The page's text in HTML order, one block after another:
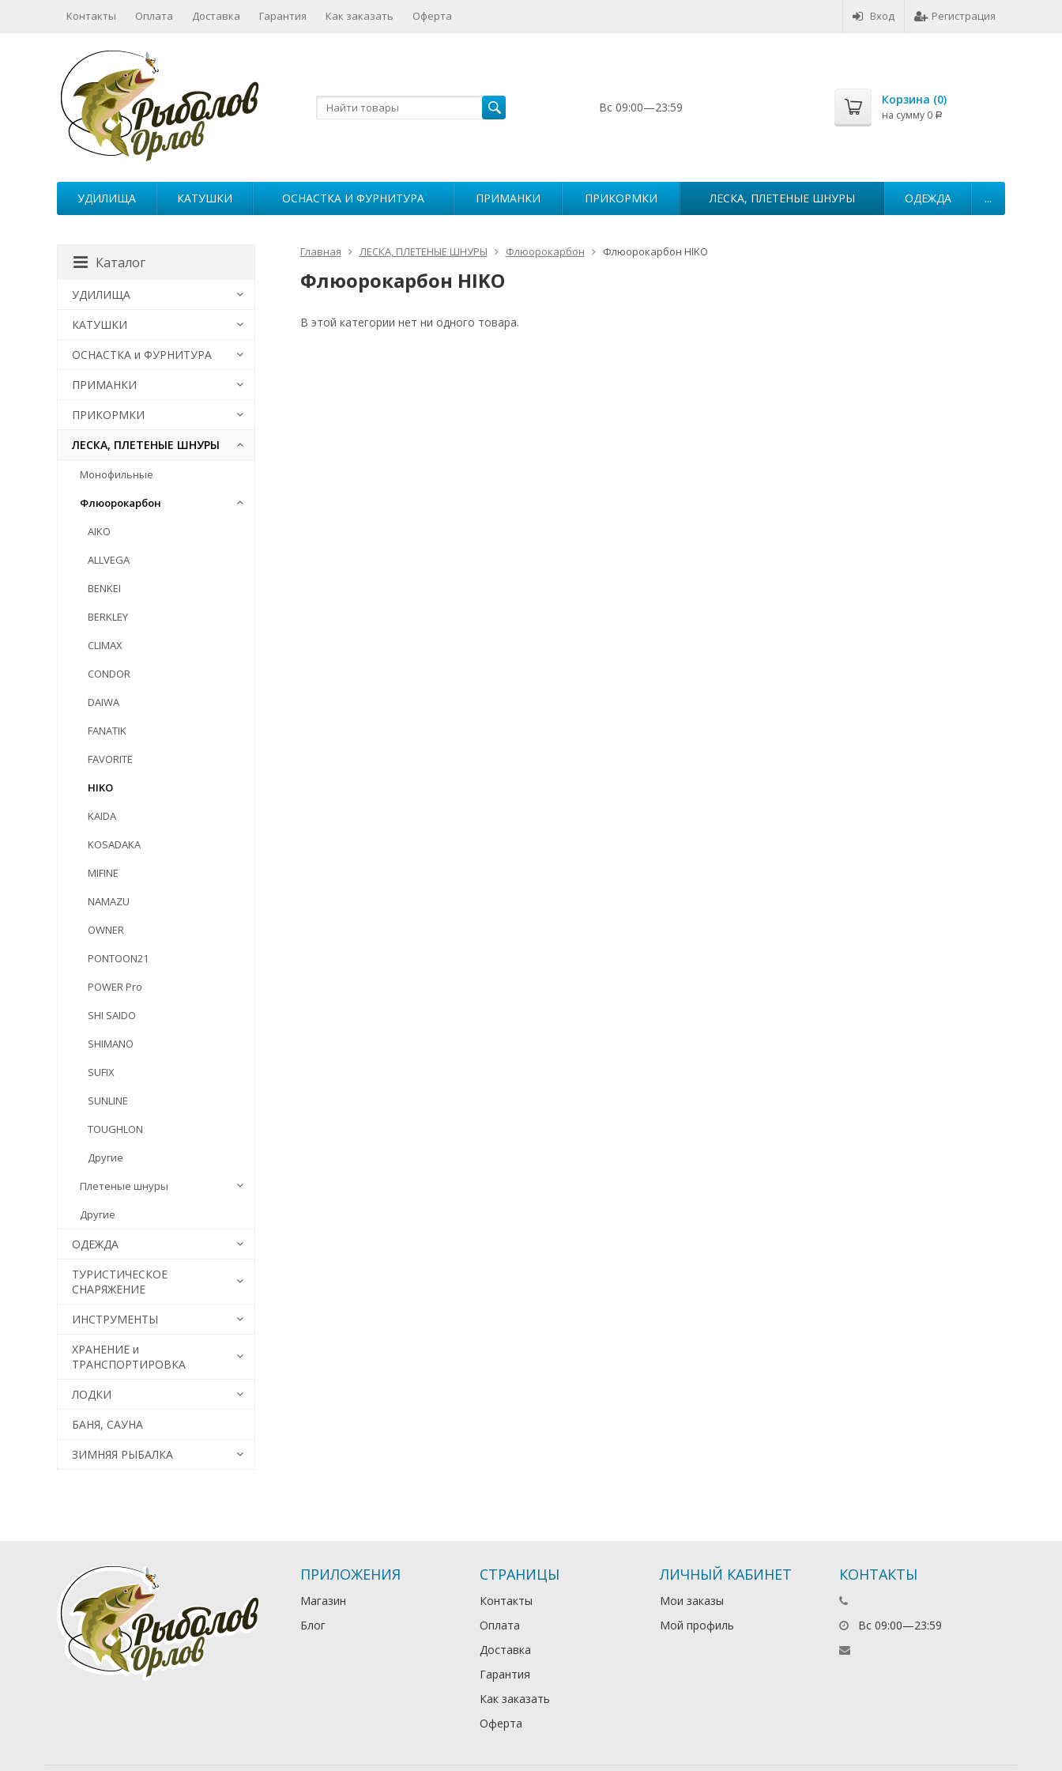
Вход Регистрация
Контакты Оплата Доставка Гарантия Как заказать Оферта
Вс 09:00—23:59
Корзина (0)
на сумму 0 Р
УДИЛИЩА КАТУШКИ ОСНАСТКА И ФУРНИТУРА ПРИМАНКИ ПРИКОРМКИ ЛЕСКА, ПЛЕТЕНЫЕ ШНУРЫ ОДЕЖДА ...
Главная ЛЕСКА, ПЛЕТЕНЫЕ ШНУРЫ Флюорокарбон Флюорокарбон HIKO
Флюорокарбон HIKO
В этой категории нет ни одного товара.
Каталог
УДИЛИЩА
КАТУШКИ
ОСНАСТКА и ФУРНИТУРА
ПРИМАНКИ
ПРИКОРМКИ
ЛЕСКА, ПЛЕТЕНЫЕ ШНУРЫ
Монофильные
Флюорокарбон
AIKO
ALLVEGA
BENKEI
BERKLEY
CLIMAX
CONDOR
DAIWA
FANATIK
FAVORITE
HIKO
KAIDA
KOSADAKA
MIFINE
NAMAZU
OWNER
PONTOON21
POWER Pro
SHI SAIDO
SHIMANO
SUFIX
SUNLINE
TOUGHLON
Другие
Плетеные шнуры
Другие
ОДЕЖДА
ТУРИСТИЧЕСКОЕ
СНАРЯЖЕНИЕ
ИНСТРУМЕНТЫ
ХРАНЕНИЕ и
ТРАНСПОРТИРОВКА
ЛОДКИ
БАНЯ, САУНА
ЗИМНЯЯ РЫБАЛКА
ПРИЛОЖЕНИЯ
Магазин
Блог
СТРАНИЦЫ
Контакты
Оплата
Доставка
Гарантия
Как заказать
Оферта
ЛИЧНЫЙ КАБИНЕТ
Мои заказы
Мой профиль
КОНТАКТЫ
Вс 09:00—23:59